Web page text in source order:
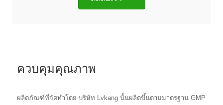
ควบคุมคุณภาพ
ผลิตภัณฑ์ที่จัดทำโดย บริษัท Lvkang นั้นผลิตขึ้นตามมาตรฐาน GMP